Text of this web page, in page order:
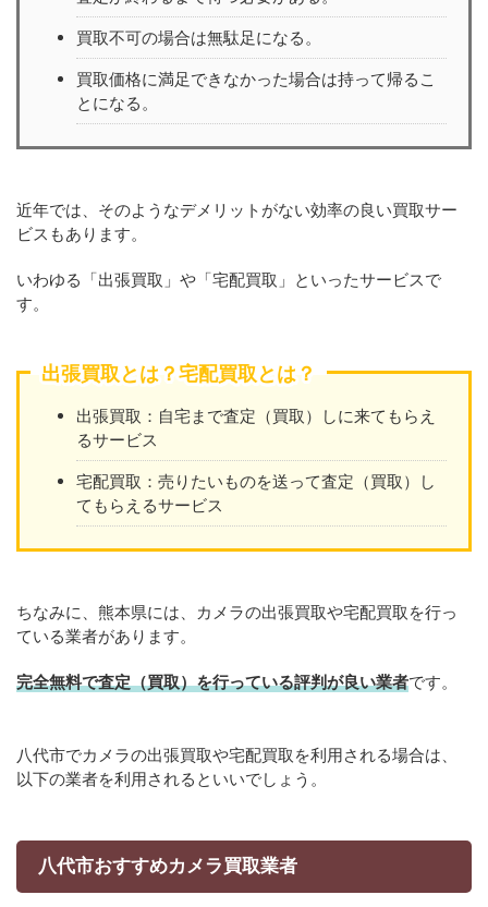
買取不可の場合は無駄足になる。
買取価格に満足できなかった場合は持って帰るこ
とになる。
近年では、そのようなデメリットがない効率の良い買取サー
ビスもあります。
いわゆる「出張買取」や「宅配買取」といったサービスで
す。
出張買取とは？宅配買取とは？
出張買取：自宅まで査定（買取）しに来てもらえ
るサービス
宅配買取：売りたいものを送って査定（買取）し
てもらえるサービス
ちなみに、熊本県には、カメラの出張買取や宅配買取を行っ
ている業者があります。
完全無料で査定（買取）を行っている評判が良い業者です。
八代市でカメラの出張買取や宅配買取を利用される場合は、
以下の業者を利用されるといいでしょう。
八代市おすすめカメラ買取業者